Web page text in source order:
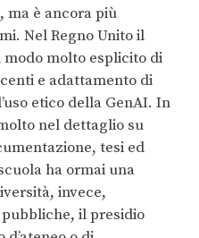
ma è ancora più
Nel Regno Unito il
molto esplicito di
e adattamento di
etico della GenAI. In
nel dettaglio su
tesi ed
ha ormai una
invece,
il presidio